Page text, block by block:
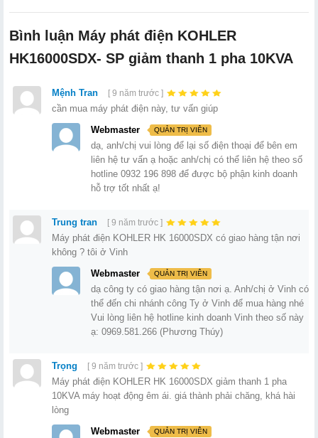
Bình luận Máy phát điện KOHLER
HK16000SDX- SP giảm thanh 1 pha 10KVA
Mệnh Tran [ 9 năm trước ]
cần mua máy phát điện này, tư vấn giúp
Webmaster
QUẢN TRỊ VIÊN
dạ, anh/chị vui lòng để lại số điện thoại để bên em
liên hệ tư vấn ạ hoặc anh/chị có thể liên hệ theo số
hotline 0932 196 898 để được bộ phận kinh doanh
hỗ trợ tốt nhất ạ!
Trung tran [ 9 năm trước ]
Máy phát điện KOHLER HK 16000SDX có giao hàng tận nơi
không ? tôi ở Vinh
Webmaster
QUẢN TRỊ VIÊN
dạ công ty có giao hàng tận nơi ạ. Anh/chị ở Vinh có
thể đến chi nhánh công Ty ở Vinh để mua hàng nhé
Vui lòng liên hệ hotline kinh doanh Vinh theo số này
ạ: 0969.581.266 (Phương Thúy)
Trọng [ 9 năm trước ]
Máy phát điện KOHLER HK 16000SDX giảm thanh 1 pha
10KVA máy hoạt động êm ái. giá thành phải chăng, khá hài
lòng
Webmaster
QUẢN TRỊ VIÊN